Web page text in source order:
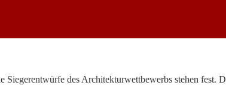
des Architekturwettbewerbs stehen fest.